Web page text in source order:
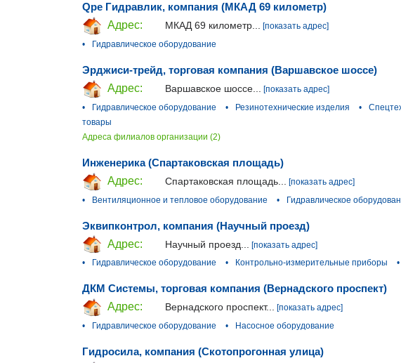
Qpe Гидравлик, компания (МКАД 69 километр)
Адрес:
МКАД 69 километр... [показать адрес]
•
Гидравлическое оборудование
Эрджиси-трейд, торговая компания (Варшавское шоссе)
Адрес:
Варшавское шоссе...
[показать адрес]
•
Гидравлическое оборудование • Резинотехнические изделия •
товары
Адреса филиалов организации (2)
Инженерика (Спартаковская площадь)
Адрес:
Спартаковская площадь...
[показать адрес]
•
Вентиляционное и тепловое оборудование • Гидравлическое
Эквипконтрол, компания (Научный проезд)
Адрес:
Научный проезд...
[показать адрес]
•
Гидравлическое оборудование • Контрольно-измерительные приборы •
ДКМ Системы, торговая компания (Вернадского проспект)
Адрес:
Вернадского проспект... [показать адрес]
•
Гидравлическое оборудование • Насосное оборудование
Гидросила, компания (Скотопрогонная улица)